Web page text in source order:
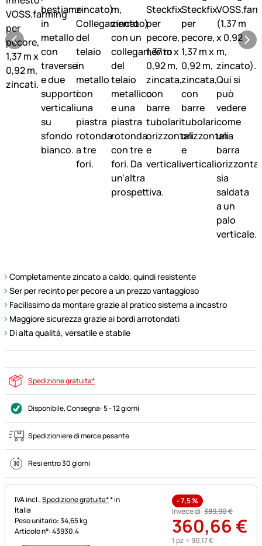
Completamente zincato a caldo, quindi resistente
Ser per recinto per pecore a un prezzo vantaggioso
Facilissimo da montare grazie al pratico sistema a incastro
Maggiore sicurezza grazie ai bordi arrotondati
Di alta qualità, versatile e stabile
Spedizione gratuita*
Disponibile, Consegna:5 - 12 giorni
Spedizioniere di merce pesante
Resi entro 30 giorni
Informazioni fiscali:
IVA incl.,Spedizione gratuita** in
Italia
Peso unitario: 34,65 kg
Articolo n°: 43930.4
-7,5%
Invece di:389,90€
360,66 €
1 pz =90,17€